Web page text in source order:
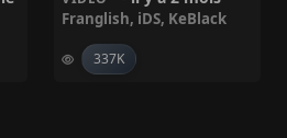
Franglish, iDS, KeBlack
337K